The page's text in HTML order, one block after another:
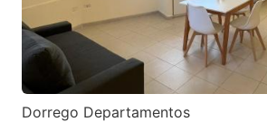
Dorrego Departamentos